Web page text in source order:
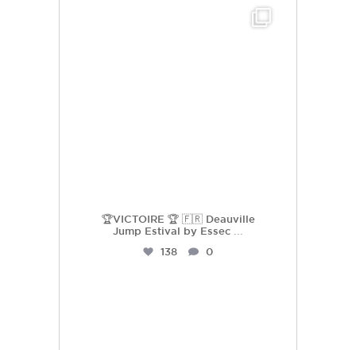
🏆VICTOIRE 🏆 🇫🇷 Deauville
Jump Estival by Essec ...
138
0